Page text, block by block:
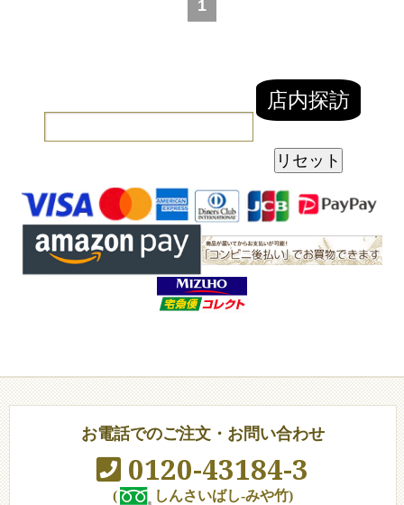
1
お電話でのご注文・お問い合わせ
0120-43184-3
(
しんさいばし-みや竹)